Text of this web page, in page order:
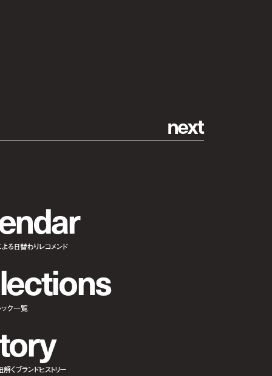
next
ndar
る日替わりレコメンド
ections
ック一覧
ory
くブランドヒストリー